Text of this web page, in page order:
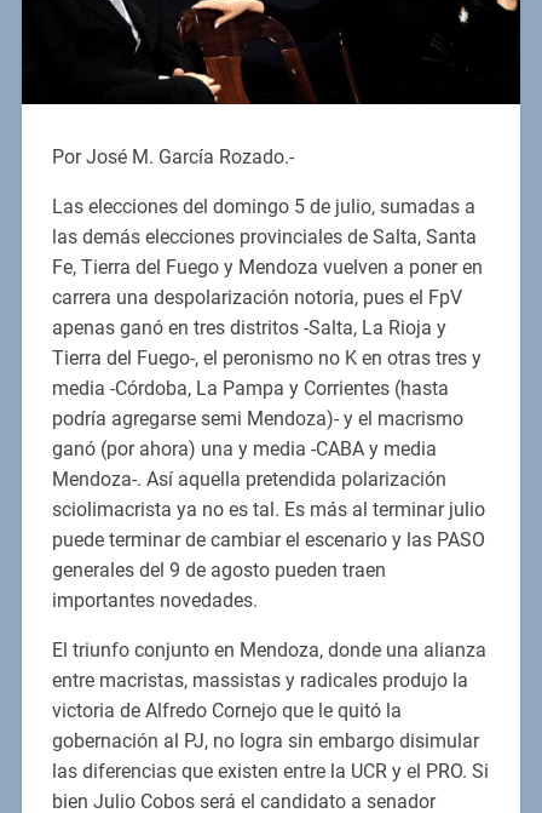
Por José M. García Rozado.-
Las elecciones del domingo 5 de julio, sumadas a
las demás elecciones provinciales de Salta, Santa
Fe, Tierra del Fuego y Mendoza vuelven a poner en
carrera una despolarización notoria, pues el FpV
apenas ganó en tres distritos -Salta, La Rioja y
Tierra del Fuego-, el peronismo no K en otras tres y
media -Córdoba, La Pampa y Corrientes (hasta
podría agregarse semi Mendoza)- y el macrismo
ganó (por ahora) una y media -CABA y media
Mendoza-. Así aquella pretendida polarización
sciolimacrista ya no es tal. Es más al terminar julio
puede terminar de cambiar el escenario y las PASO
generales del 9 de agosto pueden traen
importantes novedades.
El triunfo conjunto en Mendoza, donde una alianza
entre macristas, massistas y radicales produjo la
victoria de Alfredo Cornejo que le quitó la
gobernación al PJ, no logra sin embargo disimular
las diferencias que existen entre la UCR y el PRO. Si
bien Julio Cobos será el candidato a senador